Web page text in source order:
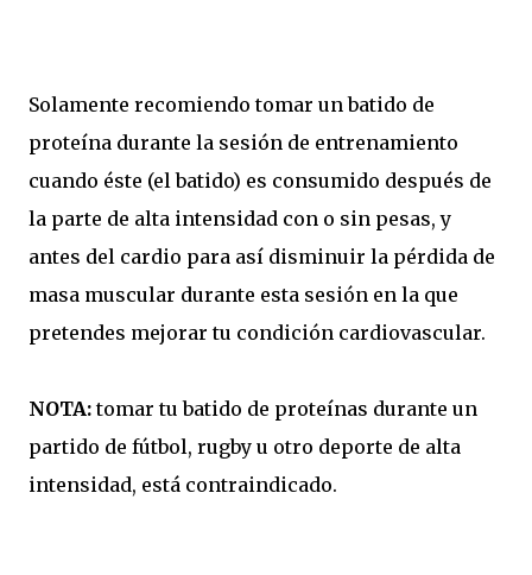
Solamente recomiendo tomar un batido de
proteína durante la sesión de entrenamiento
cuando éste (el batido) es consumido después de
la parte de alta intensidad con o sin pesas, y
antes del cardio para así disminuir la pérdida de
masa muscular durante esta sesión en la que
pretendes mejorar tu condición cardiovascular.
NOTA:tomar tu batido de proteínas durante un
partido de fútbol, rugby u otro deporte de alta
intensidad, está contraindicado.